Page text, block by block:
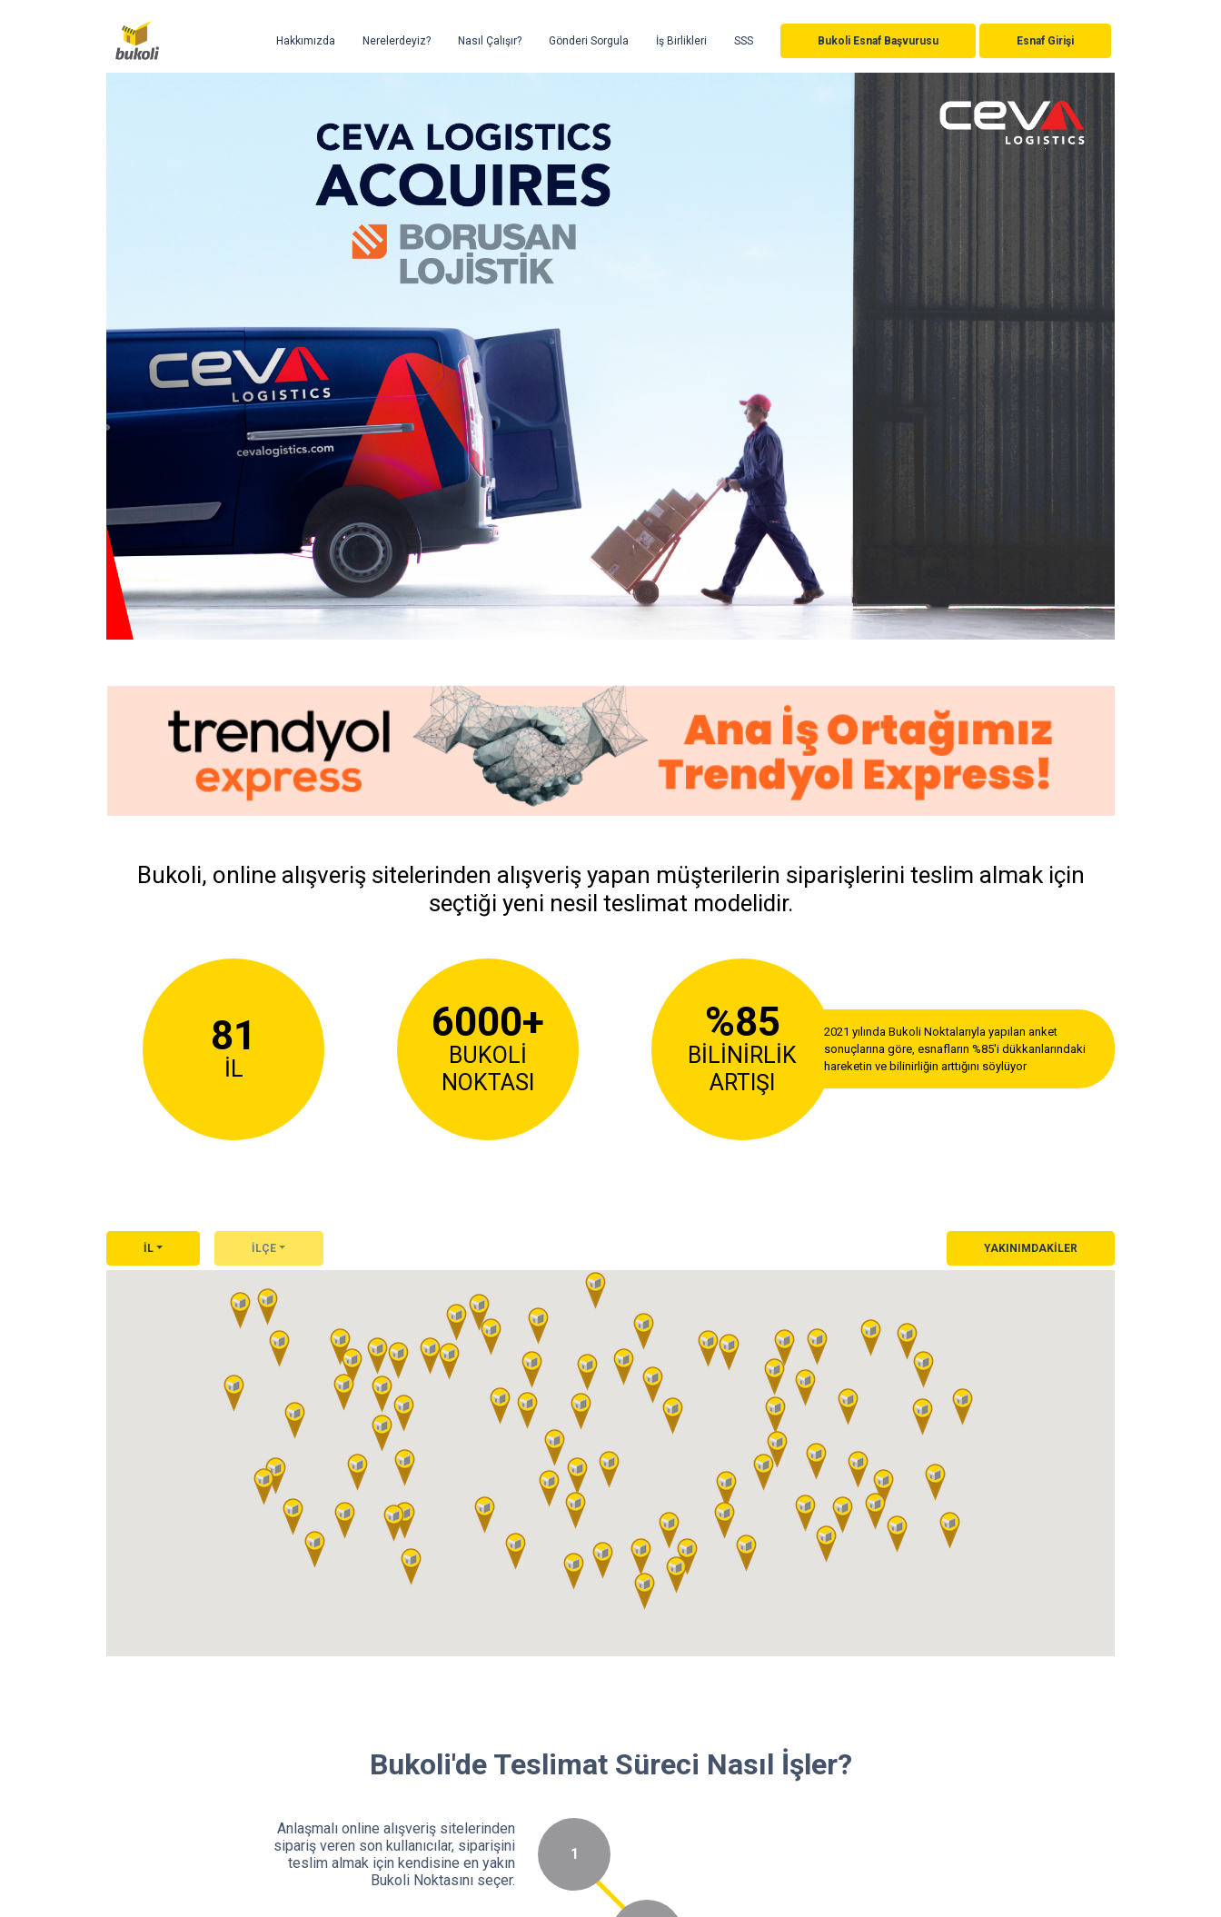
Hakkımızda Nerelerdeyiz? Nasıl Çalışır? Gönderi Sorgula İş Birlikleri SSS Bukoli Esnaf Başvurusu Esnaf Girişi
Bukoli, online alışveriş sitelerinden alışveriş yapan müşterilerin siparişlerini teslim almak için
seçtiği yeni nesil teslimat modelidir.
81
İL
6000+
BUKOLİ
NOKTASI
%85
BİLİNİRLİK
ARTIŞI
2021 yılında Bukoli Noktalarıyla yapılan anket
sonuçlarına göre, esnafların %85'i dükkanlarındaki
hareketin ve bilinirliğin arttığını söylüyor
İL İLÇE YAKINIMDAKİLER
Bukoli'de Teslimat Süreci Nasıl İşler?
1
Anlaşmalı online alışveriş sitelerinden
sipariş veren son kullanıcılar, siparişini
teslim almak için kendisine en yakın
Bukoli Noktasını seçer.